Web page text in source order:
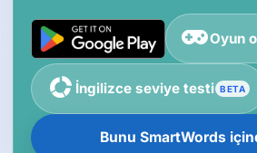
Oyun
İngilizce seviye testi BETA
Bunu SmartWords